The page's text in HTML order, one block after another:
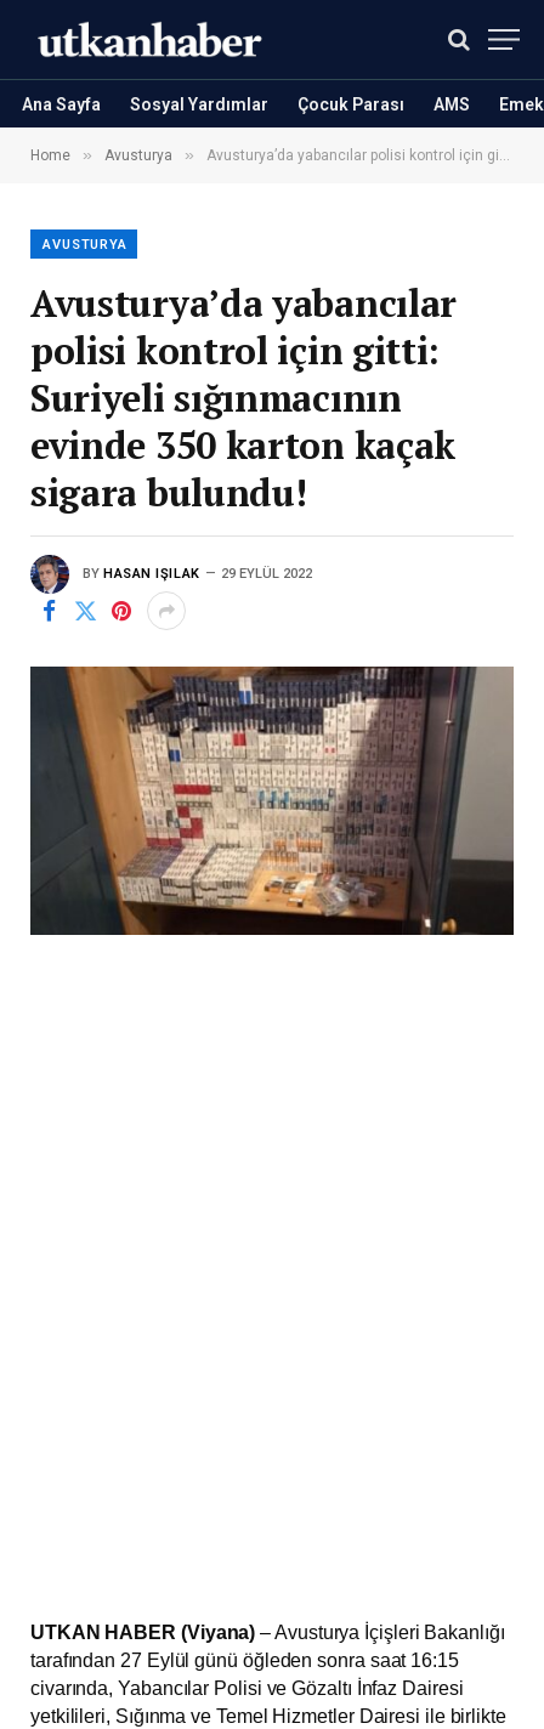
Ana Sayfa Sosyal Yardımlar Çocuk Parası AMS
Home » Avusturya » Avusturya’da yabancılar polisi kontrol için gitti: Suriyeli sığınmacının evinde 350 karton kaçak sigara bulundu!
AVUSTURYA
Avusturya’da yabancılar
polisi kontrol için gitti:
Suriyeli sığınmacının
evinde 350 karton kaçak
sigara bulundu!
BY HASAN IŞILAK 29 EYLÜL 2022
UTKAN HABER (Viyana)– Avusturya İçişleri Bakanlığı
tarafından 27 Eylül günü öğleden sonra saat 16:15
civarında, Yabancılar Polisi ve Gözaltı İnfaz Dairesi
yetkilileri, Sığınma ve Temel Hizmetler Dairesi ile birlikte